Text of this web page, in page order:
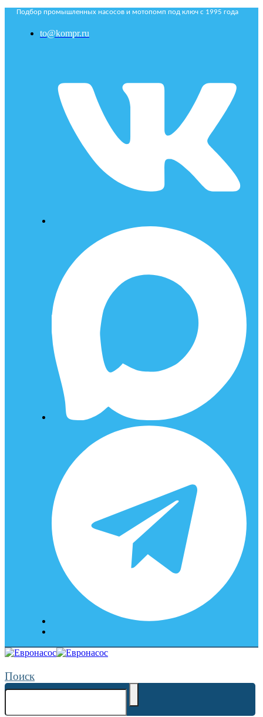
Подбор промышленных насосов и мотопомп под ключ с 1995 года
to@kompr.ru
Поиск